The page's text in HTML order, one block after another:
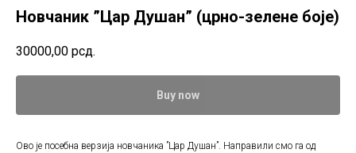
Новчаник ”Цар Душан” (црно-зелене боје)
30000,00 рсд.
Buy now
Ово је посебна верзија новчаника ”Цар Душан”. Направили смо га од